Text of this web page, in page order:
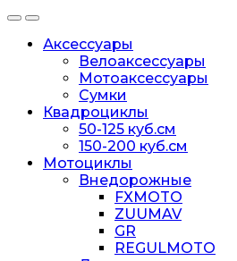
Аксессуары
Велоаксессуары
Мотоаксессуары
Сумки
Квадроциклы
50-125 куб.см
150-200 куб.см
Мотоциклы
Внедорожные
FXMOTO
ZUUMAV
GR
REGULMOTO